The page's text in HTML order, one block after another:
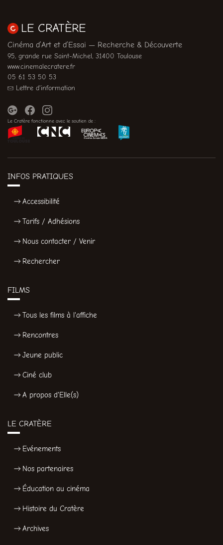
LE CRATÈRE
Cinéma d’Art et d’Essai — Recherche & Découverte
95, grande rue Saint-Michel, 31400 Toulouse
www.cinemalecratere.fr
05 61 53 50 53
Lettre d'information
Le Cratère fonctionne avec le soutien de :
INFOS PRATIQUES
Accessibilité
Tarifs / Adhésions
Nous contacter / Venir
Rechercher
FILMS
Tous les films à l'affiche
Rencontres
Jeune public
Ciné club
A propos d'Elle(s)
LE CRATÈRE
Evénements
Nos partenaires
Éducation au cinéma
Histoire du Cratère
Archives